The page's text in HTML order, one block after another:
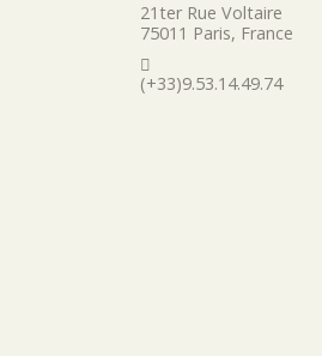
21ter Rue Voltaire
75011 Paris, France
(+33)9.53.14.49.74